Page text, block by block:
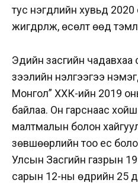
тус нэгдлийн хувьд 2020
жигдрүүлж, өсөлт өөд
Эдийн засгийн чадавхаа
зээлийн үнэлгээгээ
Монгол” ХХК-ийн 2019
байлаа. Он гарснаас
малтмалын болон
зөвшөөрлийн тоо ес
Улсын Засгийн газрын
сарын 12-ны өдрийн 25